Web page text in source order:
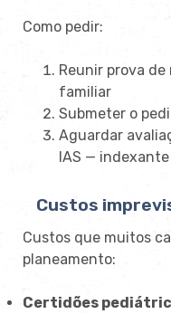
Como pedir:
Reunir prova
familiar
Submeter o
Aguardar
IAS — indexante
Custos
Custos que muitos
planeamento:
Certidões